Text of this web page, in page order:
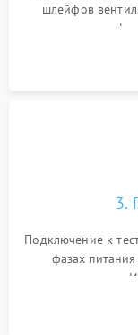
шлейфов
кристалла
памяти и зоны
3.
Подключение к
фазах
инициализации.